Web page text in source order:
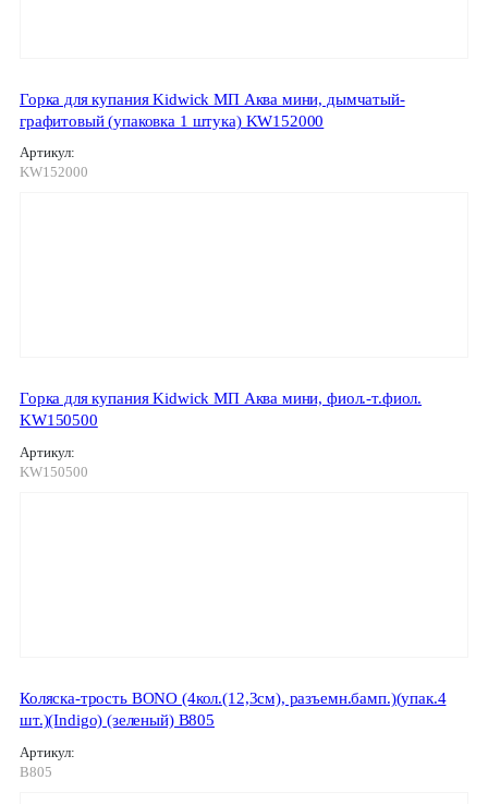
Горка для купания Kidwick МП Аква мини, дымчатый-
графитовый (упаковка 1 штука) KW152000
Артикул:
KW152000
Горка для купания Kidwick МП Аква мини, фиол.-т.фиол.
KW150500
Артикул:
KW150500
Коляска-трость BONO (4кол.(12,3см), разъемн.бамп.)(упак.4
шт.)(Indigo) (зеленый) B805
Артикул:
B805